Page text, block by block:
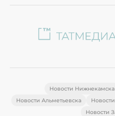
Новости Нижнекамска
Новости Альметьевска
Новости